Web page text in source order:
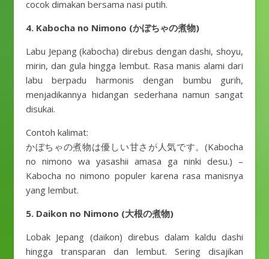
cocok dimakan bersama nasi putih.
4. Kabocha no Nimono (かぼちゃの煮物)
Labu Jepang (kabocha) direbus dengan dashi, shoyu,
mirin, dan gula hingga lembut. Rasa manis alami dari
labu berpadu harmonis dengan bumbu gurih,
menjadikannya hidangan sederhana namun sangat
disukai.
Contoh kalimat:
かぼちゃの煮物は優しい甘さが人気です。(Kabocha
no nimono wa yasashii amasa ga ninki desu.) –
Kabocha no nimono populer karena rasa manisnya
yang lembut.
5. Daikon no Nimono (大根の煮物)
Lobak Jepang (daikon) direbus dalam kaldu dashi
hingga transparan dan lembut. Sering disajikan